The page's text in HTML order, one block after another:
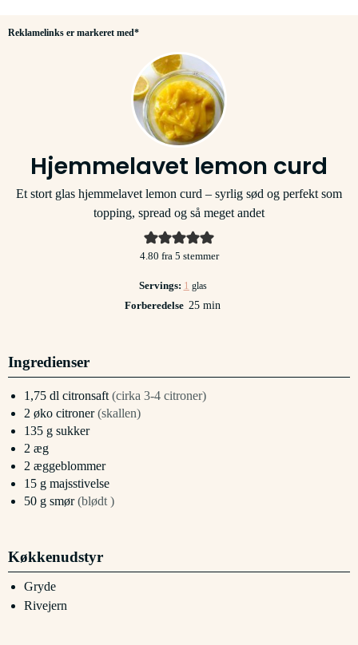
Reklamelinks er markeret med*
Hjemmelavet lemon curd
Et stort glas hjemmelavet lemon curd – syrlig sød og perfekt som
topping, spread og så meget andet
4.80 fra 5 stemmer
Servings: 1 glas
Forberedelse 25minutter
min
Ingredienser
1,75 dl citronsaft (cirka 3-4 citroner)
2 øko citroner (skallen)
135 g sukker
2 æg
2 æggeblommer
15 g majsstivelse
50 g smør (blødt )
Køkkenudstyr
Gryde
Rivejern